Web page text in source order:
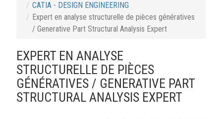
CATIA - DESIGN ENGINEERING
Expert en analyse structurelle de pièces génératives
/ Generative Part Structural Analysis Expert
EXPERT EN ANALYSE
STRUCTURELLE DE PIÈCES
GÉNÉRATIVES / GENERATIVE PART
STRUCTURAL ANALYSIS EXPERT